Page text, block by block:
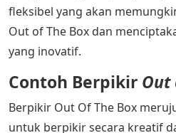
fleksibel yang akan
Out of The Box dan
yang inovatif.
Contoh Berpikir Out
Berpikir Out Of The Box
untuk berpikir secara kreatif